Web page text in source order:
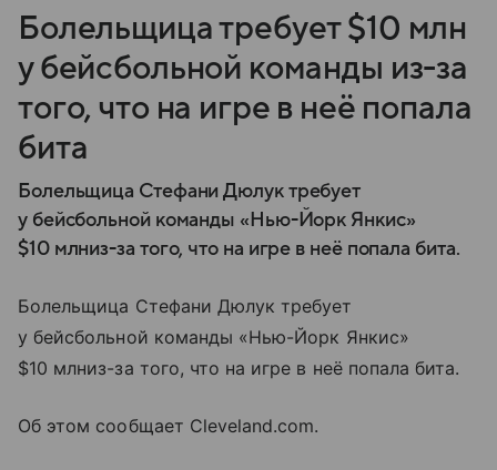
Болельщица требует $10 млн
у бейсбольной команды из-за
того, что на игре в неё попала
бита
Болельщица Стефани Дюлук требует
у бейсбольной команды «Нью-Йорк Янкис»
$10 млниз-за того, что на игре в неё попала бита.
Болельщица Стефани Дюлук требует
у бейсбольной команды «Нью-Йорк Янкис»
$10 млниз-за того, что на игре в неё попала бита.
Об этом сообщает Cleveland.com.